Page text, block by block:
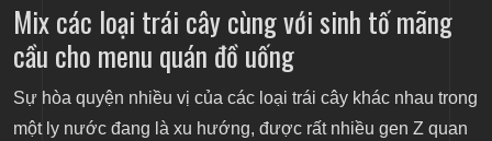
Mix các loại trái cây cùng với sinh tố mãng
cầu cho menu quán đồ uống
Sự hòa quyện nhiều vị của các loại trái cây khác nhau trong
một ly nước đang là xu hướng, được rất nhiều gen Z quan